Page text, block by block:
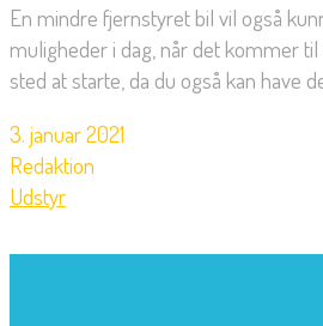
En mindre fjernstyret bil vil også
muligheder i dag, når det kommer
sted at starte, da du også kan have
3. januar 2021
Redaktion
Udstyr